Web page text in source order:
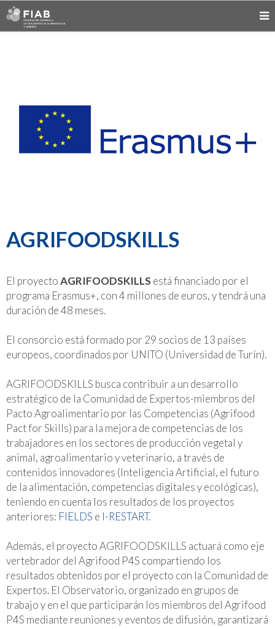
AGRIFOODSKILLS
El proyectoAGRIFOODSKILLS está financiado por el
programa Erasmus+, con 4 millones de euros, y tendrá una
duración de 48 meses.
El consorcio está formado por 29 socios de 13 países
europeos, coordinados por UNITO (Universidad de Turín).
AGRIFOODSKILLS busca contribuir a un desarrollo
estratégico de la Comunidad de Expertos-miembros del
Pacto Agroalimentario por las Competencias (Agrifood
Pact for Skills) para la mejora de competencias de los
trabajadores en los sectores de producción vegetal y
animal, agroalimentario y veterinario, a través de
contenidos innovadores (Inteligencia Artificial, el futuro
de la alimentación, competencias digitales y ecológicas),
teniendo en cuenta los resultados de los proyectos
anteriores: FIELDS e I-RESTART.
Además, el proyecto AGRIFOODSKILLS actuará como eje
vertebrador del Agrifood P4S compartiendo los
resultados obtenidos por el proyecto con la Comunidad de
Expertos. El Observatorio, organizado en grupos de
trabajo y en el que participarán los miembros del Agrifood
P4S mediante reuniones y eventos de difusión, garantizará